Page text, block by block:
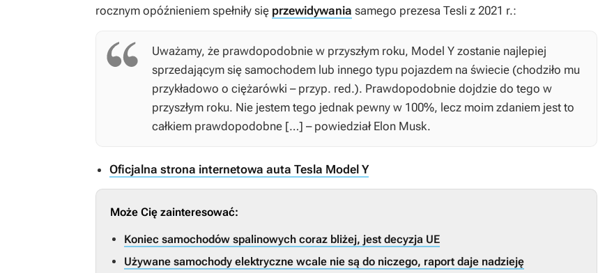
rocznym opóźnieniem spełniły się przewidywania samego prezesa Tesli z 2021 r.:
Uważamy, że prawdopodobnie w przyszłym roku, Model Y zostanie najlepiej
sprzedającym się samochodem lub innego typu pojazdem na świecie (chodziło mu
przykładowo o ciężarówki – przyp. red.). Prawdopodobnie dojdzie do tego w
przyszłym roku. Nie jestem tego jednak pewny w 100%, lecz moim zdaniem jest to
całkiem prawdopodobne […] – powiedział Elon Musk.
Oficjalna strona internetowa auta Tesla Model Y
Może Cię zainteresować:
Koniec samochodów spalinowych coraz bliżej, jest decyzja UE
Używane samochody elektryczne wcale nie są do niczego, raport daje nadzieję